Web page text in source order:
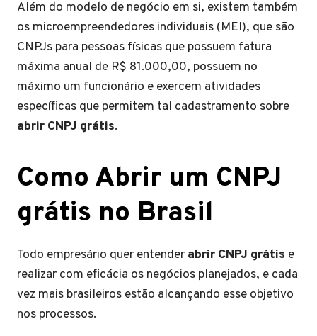
Além do modelo de negócio em si, existem também
os microempreendedores individuais (MEI), que são
CNPJs para pessoas físicas que possuem fatura
máxima anual de R$ 81.000,00, possuem no
máximo um funcionário e exercem atividades
específicas que permitem tal cadastramento sobre
abrir CNPJ grátis.
Como Abrir um CNPJ
grátis no Brasil
Todo empresário quer entender abrir CNPJ grátis e
realizar com eficácia os negócios planejados, e cada
vez mais brasileiros estão alcançando esse objetivo
nos processos.